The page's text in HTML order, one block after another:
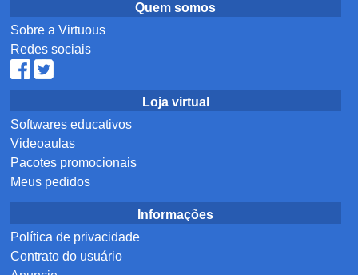
Quem somos
Sobre a Virtuous
Redes sociais
Loja virtual
Softwares educativos
Videoaulas
Pacotes promocionais
Meus pedidos
Informações
Política de privacidade
Contrato do usuário